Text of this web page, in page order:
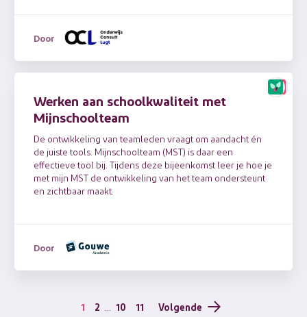
Door
Werken aan schoolkwaliteit met
Mijnschoolteam
De ontwikkeling van teamleden vraagt om aandacht én
de juiste tools. Mijnschoolteam (MST) is daar een
effectieve tool bij. Tijdens deze bijeenkomst leer je hoe je
met mijn MST de ontwikkeling van het team ondersteunt
en zichtbaar maakt.
Door
1 2 10 11 Volgende